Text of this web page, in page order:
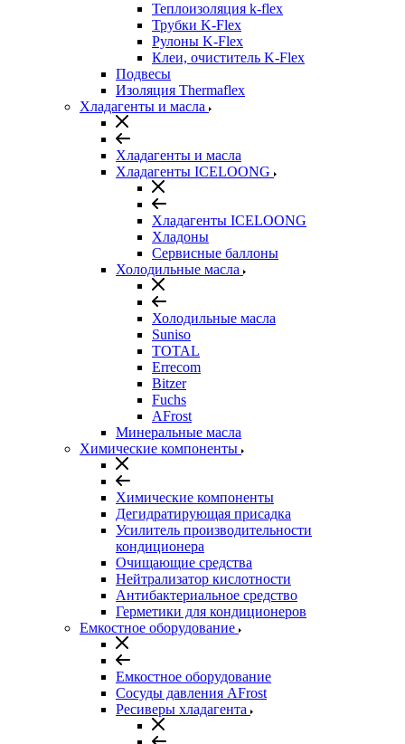
Теплоизоляция k-flex
Трубки K-Flex
Рулоны K-Flex
Клеи, очиститель K-Flex
Подвесы
Изоляция Thermaflex
Хладагенты и масла
Хладагенты и масла
Хладагенты ICELOONG
Хладагенты ICELOONG
Хладоны
Сервисные баллоны
Холодильные масла
Холодильные масла
Suniso
TOTAL
Errecom
Bitzer
Fuchs
AFrost
Минеральные масла
Химические компоненты
Химические компоненты
Дегидратирующая присадка
Усилитель производительности
кондиционера
Очищающие средства
Нейтрализатор кислотности
Антибактериальное средство
Герметики для кондиционеров
Емкостное оборудование
Емкостное оборудование
Сосуды давления AFrost
Ресиверы хладагента